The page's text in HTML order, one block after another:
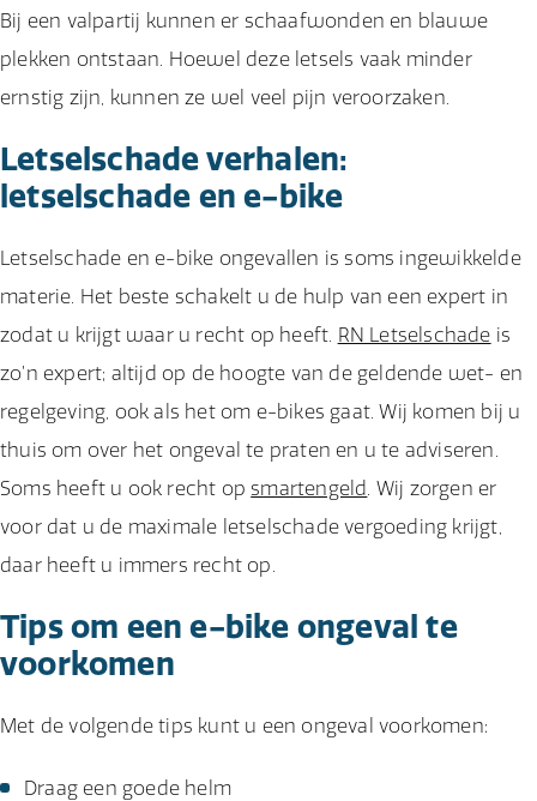
Bij een valpartij kunnen er schaafwonden en blauwe
plekken ontstaan. Hoewel deze letsels vaak minder
ernstig zijn, kunnen ze wel veel pijn veroorzaken.
Letselschade verhalen:
letselschade en e-bike
Letselschade en e-bike ongevallen is soms ingewikkelde
materie. Het beste schakelt u de hulp van een expert in
zodat u krijgt waar u recht op heeft. RN Letselschade is
zo’n expert; altijd op de hoogte van de geldende wet- en
regelgeving, ook als het om e-bikes gaat. Wij komen bij u
thuis om over het ongeval te praten en u te adviseren.
Soms heeft u ook recht op smartengeld. Wij zorgen er
voor dat u de maximale letselschade vergoeding krijgt,
daar heeft u immers recht op.
Tips om een e-bike ongeval te
voorkomen
Met de volgende tips kunt u een ongeval voorkomen:
Draag een goede helm